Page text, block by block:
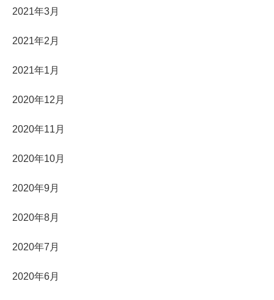
2021年3月
2021年2月
2021年1月
2020年12月
2020年11月
2020年10月
2020年9月
2020年8月
2020年7月
2020年6月